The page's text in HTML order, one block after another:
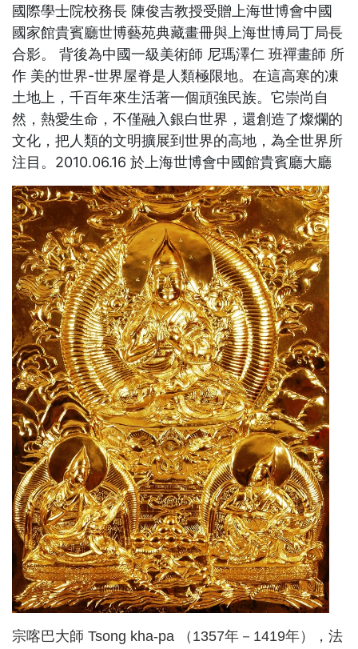
國際學士院校務長 陳俊吉教授受贈上海世博會中國
國家館貴賓廳世博藝苑典藏畫冊與上海世博局丁局長
合影。 背後為中國一級美術師 尼瑪澤仁 班禪畫師 所
作 美的世界-世界屋脊是人類極限地。在這高寒的凍
土地上，千百年來生活著一個頑強民族。它崇尚自
然，熱愛生命，不僅融入銀白世界，還創造了燦爛的
文化，把人類的文明擴展到世界的高地，為全世界所
注目。2010.06.16 於上海世博會中國館貴賓廳大廳
宗喀巴大師 Tsong kha-pa （1357年－1419年），法